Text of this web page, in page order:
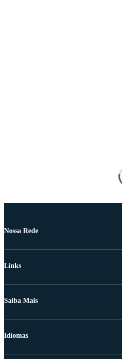
Nossa Rede
Links
Saiba Mais
Idiomas